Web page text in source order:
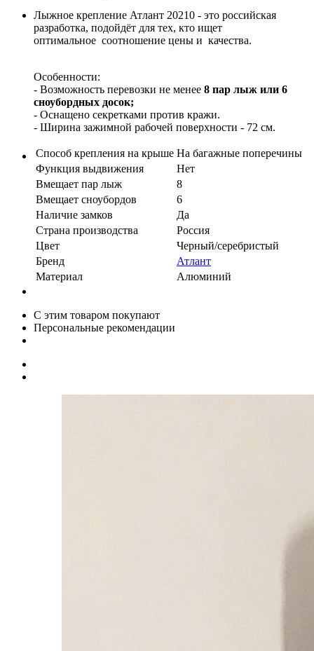
Лыжное крепление Атлант 20210 - это российская
разработка, подойдёт для тех, кто ищет
оптимальное соотношение цены и качества.
Особенности:
- Возможность перевозки не менее 8 пар лыж или 6
сноубордных досок;
- Оснащено секретками против кражи.
- Ширина зажимной рабочей поверхности - 72 см.
Способ крепления на крыше На багажные поперечины
Функция выдвижения
Нет
Вмещает пар лыж
8
Вмещает сноубордов
6
Наличие замков
Да
Страна производства
Россия
Цвет
Черный/серебристый
Бренд
Атлант
Материал
Алюминий
С этим товаром покупают
Персональные рекомендации